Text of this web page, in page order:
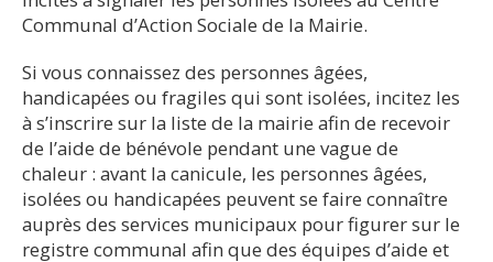
Communal d’Action Sociale de la Mairie.
Si vous connaissez des personnes âgées,
handicapées ou fragiles qui sont isolées, incitez les
à s’inscrire sur la liste de la mairie afin de recevoir
de l’aide de bénévole pendant une vague de
chaleur : avant la canicule, les personnes âgées,
isolées ou handicapées peuvent se faire connaître
auprès des services municipaux pour figurer sur le
registre communal afin que des équipes d’aide et